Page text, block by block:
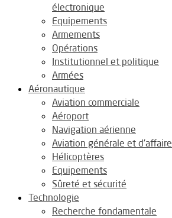
électronique
Equipements
Armements
Opérations
Institutionnel et politique
Armées
Aéronautique
Aviation commerciale
Aéroport
Navigation aérienne
Aviation générale et d’affaire
Hélicoptères
Equipements
Sûreté et sécurité
Technologie
Recherche fondamentale